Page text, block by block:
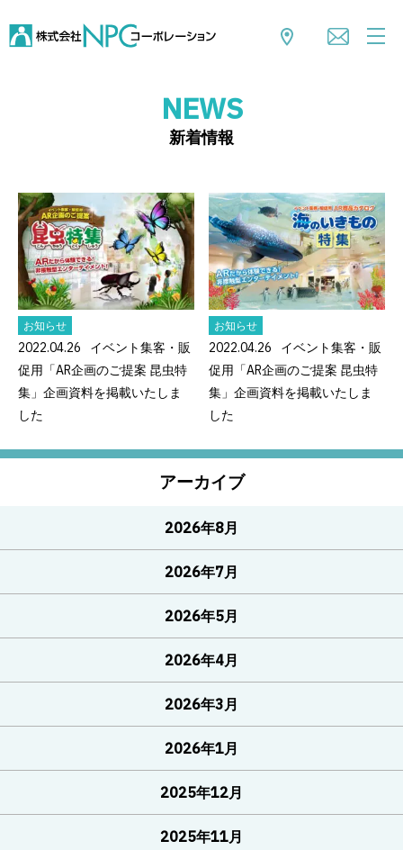
NEWS
新着情報
お知らせ
2022.04.26
イベント集客・販
促用「AR企画のご提案 昆虫特
集」企画資料を掲載いたしま
した
お知らせ
2022.04.26
イベント集客・販
促用「AR企画のご提案 昆虫特
集」企画資料を掲載いたしま
した
アーカイブ
2026年8月
2026年7月
2026年5月
2026年4月
2026年3月
2026年1月
2025年12月
2025年11月